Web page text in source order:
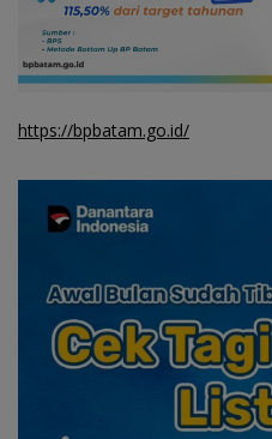
https://bpbatam.go.id/